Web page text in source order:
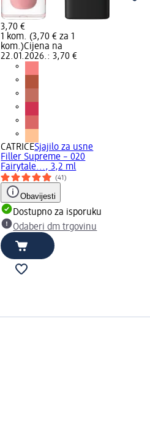
3,70 €
1 kom. (3,70 € za 1
kom.)Cijena na
22.01.2026.: 3,70 €
CATRICESjajilo za usne
Filler Supreme – 020
Fairytale..., 3,2 ml
(41)
Obavijesti
Dostupno za isporuku
Odaberi dm trgovinu